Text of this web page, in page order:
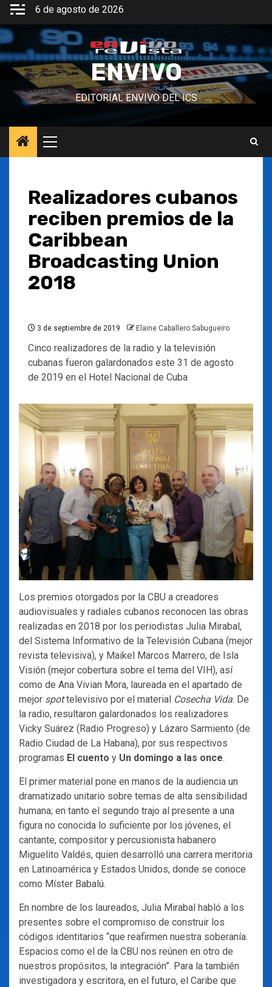
Saltar
contenido
6 de agosto de 2026
ENVIVO
EDITORIAL ENVIVO DEL ICS
Menú
principal
Realizadores cubanos
reciben premios de la
Caribbean
Broadcasting Union
2018
3 de septiembre de 2019 Elaine Caballero Sabugueiro
Cinco realizadores de la radio y la televisión
cubanas fueron galardonados este 31 de agosto
de 2019 en el Hotel Nacional de Cuba
Los premios otorgados por la CBU a creadores
audiovisuales y radiales cubanos reconocen las obras
realizadas en 2018 por los periodistas Julia Mirabal,
del Sistema Informativo de la Televisión Cubana (mejor
revista televisiva), y Maikel Marcos Marrero, de Isla
Visión (mejor cobertura sobre el tema del VIH), así
como de Ana Vivian Mora, laureada en el apartado de
mejor spottelevisivo por el material Cosecha Vida. De
la radio, resultaron galardonados los realizadores
Vicky Suárez (Radio Progreso) y Lázaro Sarmiento (de
Radio Ciudad de La Habana), por sus respectivos
programas El cuento y Un domingo a las once.
El primer material pone en manos de la audiencia un
dramatizado unitario sobre temas de alta sensibilidad
humana; en tanto el segundo trajo al presente a una
figura no conocida lo suficiente por los jóvenes, el
cantante, compositor y percusionista habanero
Miguelito Valdés, quien desarrolló una carrera meritoria
en Latinoamérica y Estados Unidos, donde se conoce
como Míster Babalú.
En nombre de los laureados, Julia Mirabal habló a los
presentes sobre el compromiso de construir los
códigos identitarios “que reafirmen nuestra soberanía.
Espacios como el de la CBU nos reúnen en otro de
nuestros propósitos, la integración”. Para la también
investigadora y escritora, en el futuro, el Caribe que